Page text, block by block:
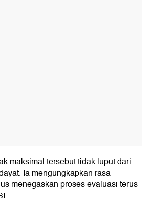
maksimal tersebut tidak luput dari
Ia mengungkapkan rasa
menegaskan proses evaluasi terus